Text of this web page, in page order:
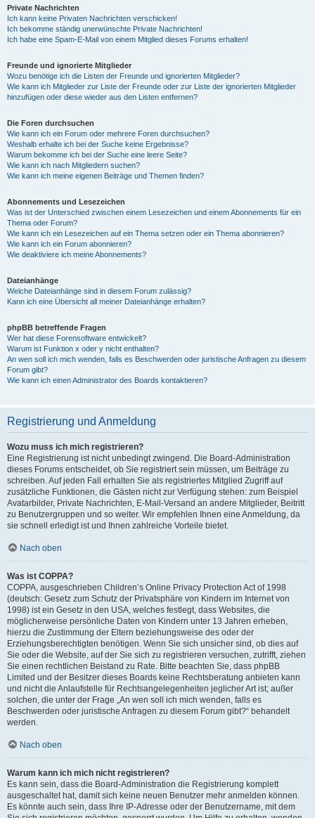
Private Nachrichten
Ich kann keine Privaten Nachrichten verschicken!
Ich bekomme ständig unerwünschte Private Nachrichten!
Ich habe eine Spam-E-Mail von einem Mitglied dieses Forums erhalten!
Freunde und ignorierte Mitglieder
Wozu benötige ich die Listen der Freunde und ignorierten Mitglieder?
Wie kann ich Mitglieder zur Liste der Freunde oder zur Liste der ignorierten Mitglieder
hinzufügen oder diese wieder aus den Listen entfernen?
Die Foren durchsuchen
Wie kann ich ein Forum oder mehrere Foren durchsuchen?
Weshalb erhalte ich bei der Suche keine Ergebnisse?
Warum bekomme ich bei der Suche eine leere Seite?
Wie kann ich nach Mitgliedern suchen?
Wie kann ich meine eigenen Beiträge und Themen finden?
Abonnements und Lesezeichen
Was ist der Unterschied zwischen einem Lesezeichen und einem Abonnements für ein
Thema oder Forum?
Wie kann ich ein Lesezeichen auf ein Thema setzen oder ein Thema abonnieren?
Wie kann ich ein Forum abonnieren?
Wie deaktiviere ich meine Abonnements?
Dateianhänge
Welche Dateianhänge sind in diesem Forum zulässig?
Kann ich eine Übersicht all meiner Dateianhänge erhalten?
phpBB betreffende Fragen
Wer hat diese Forensoftware entwickelt?
Warum ist Funktion x oder y nicht enthalten?
An wen soll ich mich wenden, falls es Beschwerden oder juristische Anfragen zu diesem
Forum gibt?
Wie kann ich einen Administrator des Boards kontaktieren?
Registrierung und Anmeldung
Wozu muss ich mich registrieren?
Eine Registrierung ist nicht unbedingt zwingend. Die Board-Administration
dieses Forums entscheidet, ob Sie registriert sein müssen, um Beiträge zu
schreiben. Auf jeden Fall erhalten Sie als registriertes Mitglied Zugriff auf
zusätzliche Funktionen, die Gästen nicht zur Verfügung stehen: zum Beispiel
Avatarbilder, Private Nachrichten, E-Mail-Versand an andere Mitglieder, Beitritt
zu Benutzergruppen und so weiter. Wir empfehlen Ihnen eine Anmeldung, da
sie schnell erledigt ist und Ihnen zahlreiche Vorteile bietet.
Nach oben
Was ist COPPA?
COPPA, ausgeschrieben Children’s Online Privacy Protection Act of 1998
(deutsch: Gesetz zum Schutz der Privatsphäre von Kindern im Internet von
1998) ist ein Gesetz in den USA, welches festlegt, dass Websites, die
möglicherweise persönliche Daten von Kindern unter 13 Jahren erheben,
hierzu die Zustimmung der Eltern beziehungsweise des oder der
Erziehungsberechtigten benötigen. Wenn Sie sich unsicher sind, ob dies auf
Sie oder die Website, auf der Sie sich zu registrieren versuchen, zutrifft, ziehen
Sie einen rechtlichen Beistand zu Rate. Bitte beachten Sie, dass phpBB
Limited und der Besitzer dieses Boards keine Rechtsberatung anbieten kann
und nicht die Anlaufstelle für Rechtsangelegenheiten jeglicher Art ist; außer
solchen, die unter der Frage „An wen soll ich mich wenden, falls es
Beschwerden oder juristische Anfragen zu diesem Forum gibt?“ behandelt
werden.
Nach oben
Warum kann ich mich nicht registrieren?
Es kann sein, dass die Board-Administration die Registrierung komplett
ausgeschaltet hat, damit sich keine neuen Benutzer mehr anmelden können.
Es könnte auch sein, dass Ihre IP-Adresse oder der Benutzername, mit dem